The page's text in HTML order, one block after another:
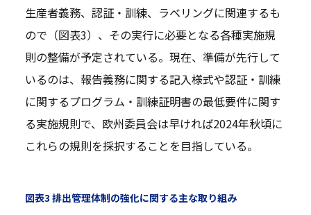
生産者義務、認証・訓練、ラベリングに関連するも
ので（図表3）、その実行に必要となる各種実施規
則の整備が予定されている。現在、準備が先行して
いるのは、報告義務に関する記入様式や認証・訓練
に関するプログラム・訓練証明書の最低要件に関す
る実施規則で、欧州委員会は早ければ2024年秋頃に
これらの規則を採択することを目指している。
図表3 排出管理体制の強化に関する主な取り組み